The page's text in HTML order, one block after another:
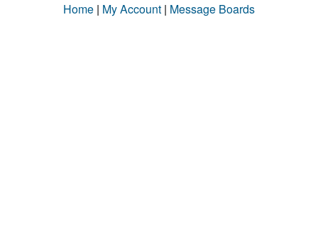
Home | My Account | Message Boards